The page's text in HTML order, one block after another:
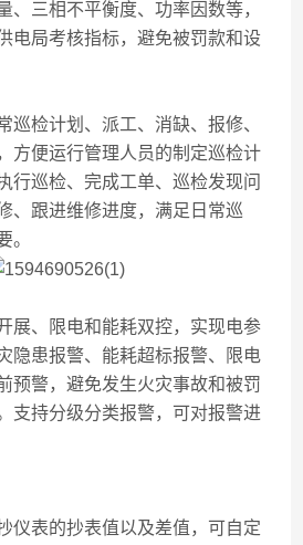
三相不平衡度、功率因数等，
电局考核指标，避免被罚款和设
检计划、派工、消缺、报修、
方便运行管理人员的制定巡检计
行巡检、完成工单、巡检发现问
、跟进维修进度，满足日常巡
。
、限电和能耗双控，实现电参
隐患报警、能耗超标报警、限电
预警，避免发生火灾事故和被罚
支持分级分类报警，可对报警进
表的抄表值以及差值，可自定